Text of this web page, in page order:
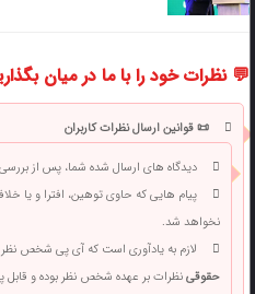
💬 نظرات خود را با ما در میان
📜 قوانین ارسال نظرات کاربران
دیدگاه های ارسال شده شما، پس از
پیام هایی که حاوی توهین، افترا و یا
نخواهد شد.
لازم به یادآوری است که آی پی شخص
حقوقینظرات بر عهده شخص نظر بوده و قابل